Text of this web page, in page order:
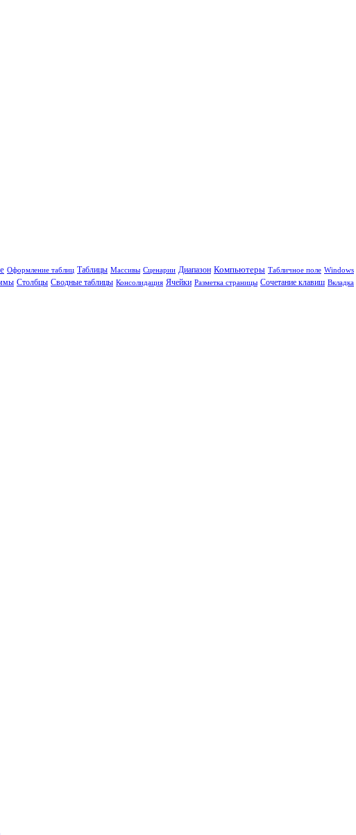
Оформление таблиц Таблицы Массивы Сценарии Диапазон Компьютеры Табличное поле Windows
Столбцы Сводные таблицы Консолидация Ячейки Разметка страницы Сочетание клавиш Вкладка